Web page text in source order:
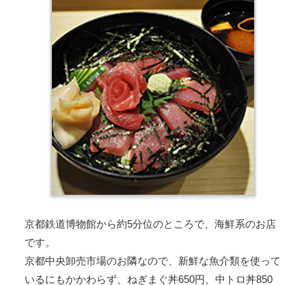
京都鉄道博物館から約5分位のところで、海鮮系のお店
です。
京都中央卸売市場のお隣なので、新鮮な魚介類を使って
いるにもかかわらず、ねぎまぐ丼650円、中トロ丼850